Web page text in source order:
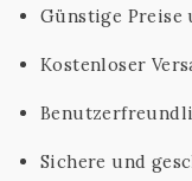
Günstige Preise
Kostenloser
Sichere und